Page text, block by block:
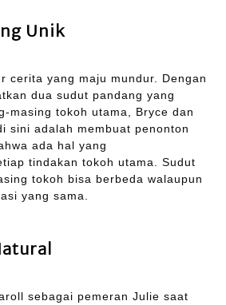
Unik
cerita yang maju mundur. Dengan
dua sudut pandang yang
masing tokoh utama, Bryce dan
sini adalah membuat penonton
ada hal yang
tindakan tokoh utama. Sudut
tokoh bisa berbeda walaupun
yang sama.
sebagai pemeran Julie saat